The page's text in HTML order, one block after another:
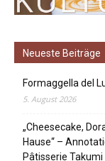
Neueste Beiträge
Formaggella del
5. August 2026
„Cheesecake,
Hause“ –
Pâtisserie Takumi